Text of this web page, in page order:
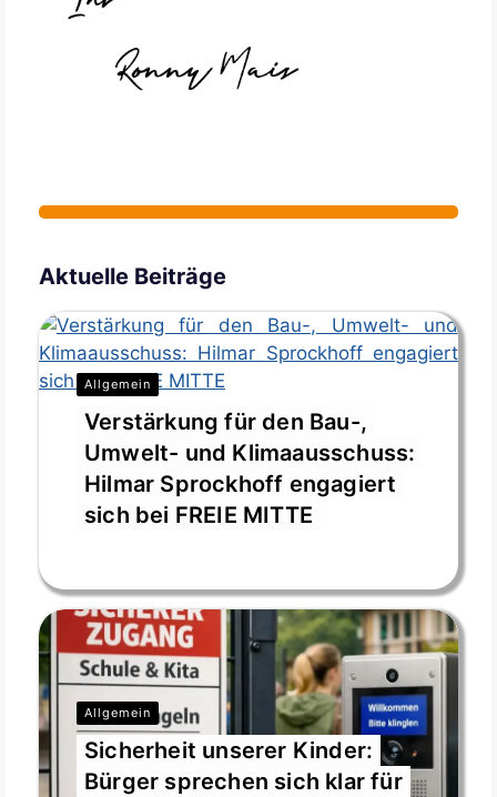
Aktuelle Beiträge
Allgemein
Verstärkung für den Bau-,
Umwelt- und Klimaausschuss:
Hilmar Sprockhoff engagiert
sich bei FREIE MITTE
Allgemein
Sicherheit unserer Kinder:
Bürger sprechen sich klar für